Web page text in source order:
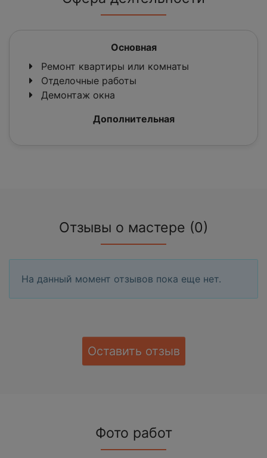
Основная
Ремонт квартиры или комнаты
Отделочные работы
Демонтаж окна
Дополнительная
Отзывы о мастере (0)
На данный момент отзывов пока еще нет.
Оставить отзыв
Фото работ